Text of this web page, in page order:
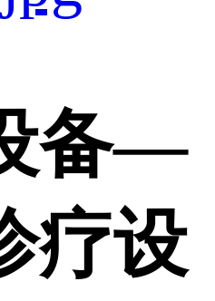
备—
疗设